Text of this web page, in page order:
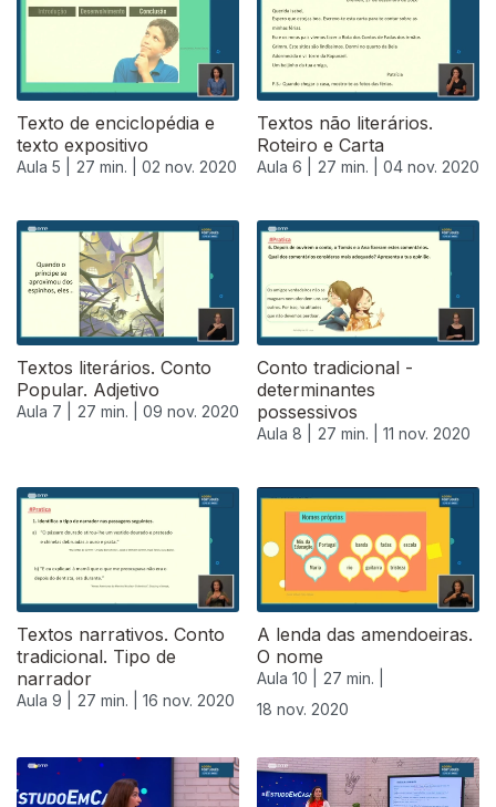
Texto de enciclopédia e
texto expositivo
Aula 5 | 27 min. | 02 nov. 2020
Textos não literários.
Roteiro e Carta
Aula 6 | 27 min. | 04 nov. 2020
Textos literários. Conto
Popular. Adjetivo
Aula 7 | 27 min. | 09 nov. 2020
Conto tradicional -
determinantes
possessivos
Aula 8 | 27 min. | 11 nov. 2020
Textos narrativos. Conto
tradicional. Tipo de
narrador
Aula 9 | 27 min. | 16 nov. 2020
A lenda das amendoeiras.
O nome
Aula 10 |
27 min. |
18 nov. 2020
508177